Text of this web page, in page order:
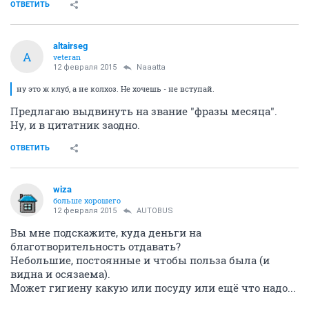
ОТВЕТИТЬ
A
altairseg
veteran
12 февраля 2015 Naaatta
ну это ж клуб, а не колхоз. Не хочешь - не вступай.
Предлагаю выдвинуть на звание "фразы месяца".
Ну, и в цитатник заодно.
ОТВЕТИТЬ
wiza
больше хорошего
12 февраля 2015 AUTOBUS
Вы мне подскажите, куда деньги на
благотворительность отдавать?
Небольшие, постоянные и чтобы польза была (и
видна и осязаема).
Может гигиену какую или посуду или ещё что надо...